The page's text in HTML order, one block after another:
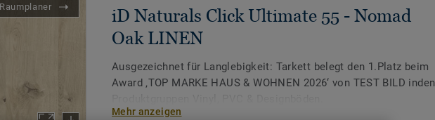
Raumplaner
iD Naturals Click Ultimate 55 - Nomad
Oak LINEN
Ausgezeichnet für Langlebigkeit: Tarkett belegt den 1.Platz beim
Award ‚TOP MARKE HAUS & WOHNEN 2026‘ von TEST BILD inden
Mehr anzeigen